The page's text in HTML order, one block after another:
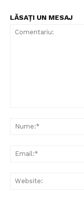
LĂSAȚI UN MESAJ